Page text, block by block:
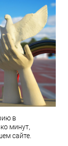
в
минут,
сайте.